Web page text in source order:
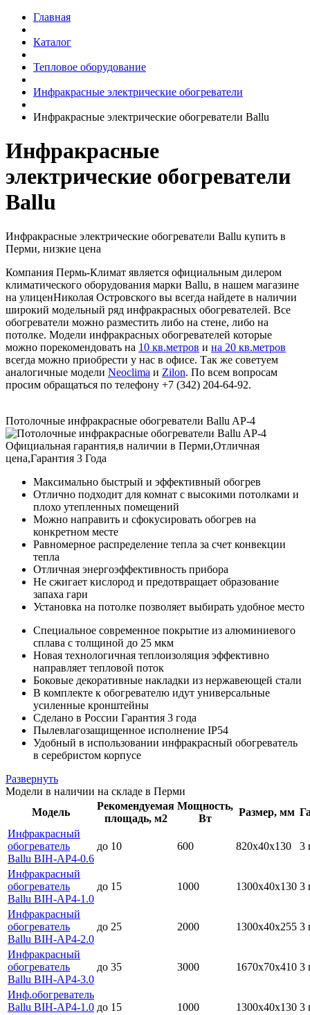
Главная
Каталог
Тепловое оборудование
Инфракрасные электрические обогреватели
Инфракрасные электрические обогреватели Ballu
Инфракрасные
электрические обогреватели
Ballu
Инфракрасные электрические обогреватели Ballu купить в
Перми, низкие цена
Компания Пермь-Климат является официальным дилером
климатического оборудования марки Ballu, в нашем магазине
на улиценНиколая Островского вы всегда найдете в наличии
широкий модельный ряд инфракрасных обогревателей. Все
обогреватели можно разместить либо на стене, либо на
потолке. Модели инфракрасных обогревателей которые
можно порекомендовать на 10 кв.метров и на 20 кв.метров
всегда можно приобрести у нас в офисе. Так же советуем
аналогичные модели Neoclima и Zilon. По всем вопросам
просим обращаться по телефону +7 (342) 204-64-92.
Потолочные инфракрасные обогреватели Ballu AP-4
Максимально быстрый и эффективный обогрев
Отлично подходит для комнат с высокими потолками и
плохо утепленных помещений
Можно направить и сфокусировать обогрев на
конкретном месте
Равномерное распределение тепла за счет конвекции
тепла
Отличная энергоэффективность прибора
Не сжигает кислород и предотвращает образование
запаха гари
Установка на потолке позволяет выбирать удобное место
Специальное современное покрытие из алюминиевого
сплава с толщиной до 25 мкм
Новая технологичная теплоизоляция эффективно
направляет тепловой поток
Боковые декоративные накладки из нержавеющей стали
В комплекте к обогревателю идут универсальные
усиленные кронштейны
Сделано в России Гарантия 3 года
Пылевлагозащищенное исполнение IP54
Удобный в использовании инфракрасный обогреватель
в серебристом корпусе
Развернуть
Модели в наличии на складе в Перми
Модель
Рекомендуемая
площадь, м2
Мощность,
Вт
Размер, мм
Инфракрасный
обогреватель
Ballu BIH-AP4-0.6
до 10 600 820х40х130 3
Инфракрасный
обогреватель
Ballu BIH-AP4-1.0
до 15 1000 1300х40х130 3
Инфракрасный
обогреватель
Ballu BIH-AP4-2.0
до 25 2000 1300х40х255 3
Инфракрасный
обогреватель
Ballu BIH-AP4-3.0
до 35 3000 1670х70х410 3
Инф.обогреватель
Ballu BIH-AP4-1.0 до 15 1000 1300х40х130 3